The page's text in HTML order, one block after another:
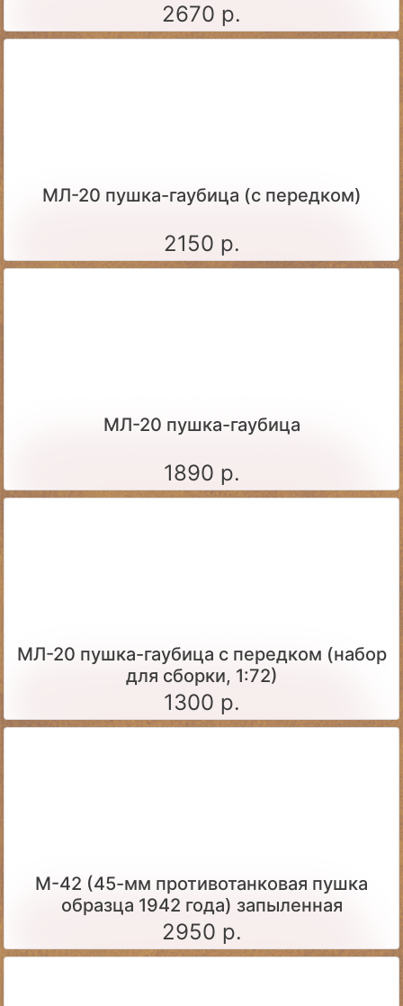
2670 р.
МЛ-20 пушка-гаубица (с передком)
2150 р.
МЛ-20 пушка-гаубица
1890 р.
МЛ-20 пушка-гаубица с передком (набор
для сборки, 1:72)
1300 р.
М-42 (45-мм противотанковая пушка
образца 1942 года) запыленная
2950 р.